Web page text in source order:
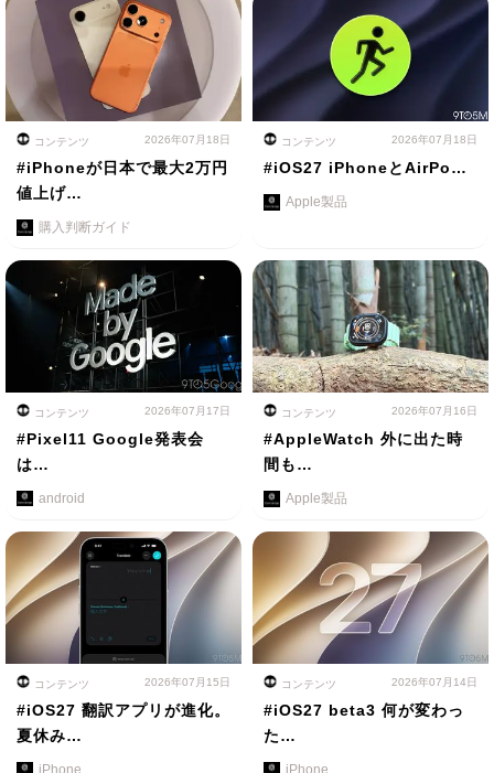
コンテンツ 2026年07月18日
#iPhoneが日本で最大2万円
値上げ…
購入判断ガイド
コンテンツ 2026年07月18日
#iOS27 iPhoneとAirPo…
Apple製品
コンテンツ 2026年07月17日
#Pixel11 Google発表会
は…
android
コンテンツ 2026年07月16日
#AppleWatch 外に出た時
間も…
Apple製品
コンテンツ 2026年07月15日
#iOS27 翻訳アプリが進化。
夏休み…
iPhone
コンテンツ 2026年07月14日
#iOS27 beta3 何が変わっ
た…
iPhone